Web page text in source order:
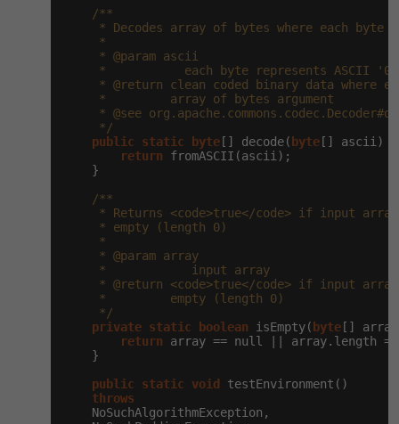
/**
* Decodes array of bytes where each byte
     *
     * @param ascii
*           each byte represents ASCII
* @return clean coded binary data where
     *         array of bytes argument
* @see
     */
public
static byte [] decode( byte [] ascii) {
return fromASCII(ascii);
    }
/**
* Returns <code>true</code> if input
     * empty (length 0)
     *
     * @param array
     *            input array
* @return <code>true</code> if input
     *         empty (length 0)
     */
private static boolean isEmpty( byte []
return array == null || array.length
    }
public
static void
testEnvironment()
throws
    NoSuchAlgorithmException,